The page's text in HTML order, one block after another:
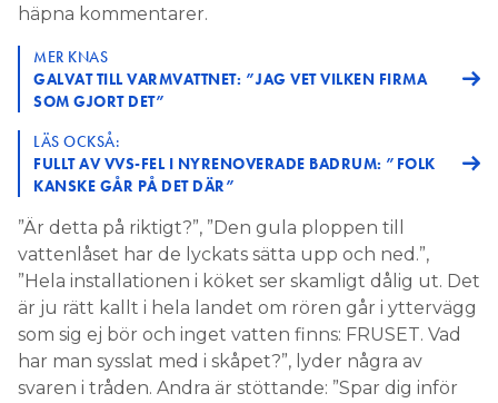
häpna kommentarer.
MER KNAS
GALVAT TILL VARMVATTNET: ”JAG VET VILKEN FIRMA
SOM GJORT DET”
LÄS OCKSÅ:
FULLT AV VVS-FEL I NYRENOVERADE BADRUM: ”FOLK
KANSKE GÅR PÅ DET DÄR”
”Är detta på riktigt?”, ”Den gula ploppen till
vattenlåset har de lyckats sätta upp och ned.”,
”Hela installationen i köket ser skamligt dålig ut. Det
är ju rätt kallt i hela landet om rören går i yttervägg
som sig ej bör och inget vatten finns: FRUSET. Vad
har man sysslat med i skåpet?”, lyder några av
svaren i tråden. Andra är stöttande: ”Spar dig inför